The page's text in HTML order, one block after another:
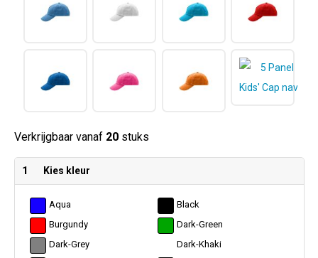
Verkrijgbaar vanaf 20stuks
1 Kies kleur
Aqua
Black
Burgundy
Dark-Green
Dark-Grey
Dark-Khaki